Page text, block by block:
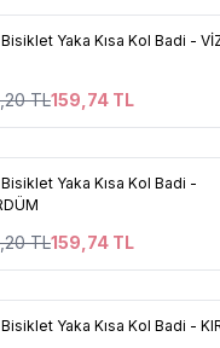
Bisiklet Yaka Kısa Kol Badi -
TL159,74 TL
Ekle
Bisiklet Yaka Kısa Kol Badi -
TL159,74 TL
Bisiklet Yaka Kısa Kol Badi -